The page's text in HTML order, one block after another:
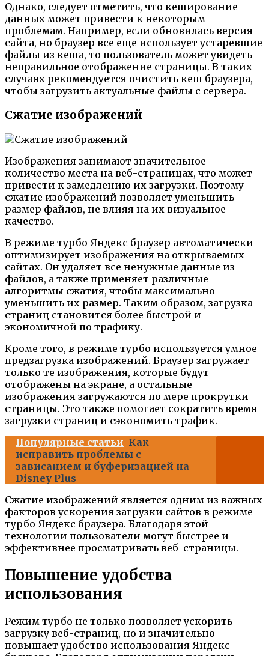
Однако, следует отметить, что кеширование
данных может привести к некоторым
проблемам. Например, если обновилась версия
сайта, но браузер все еще использует устаревшие
файлы из кеша, то пользователь может увидеть
неправильное отображение страницы. В таких
случаях рекомендуется очистить кеш браузера,
чтобы загрузить актуальные файлы с сервера.
Сжатие изображений
Изображения занимают значительное
количество места на веб-страницах, что может
привести к замедлению их загрузки. Поэтому
сжатие изображений позволяет уменьшить
размер файлов, не влияя на их визуальное
качество.
В режиме турбо Яндекс браузер автоматически
оптимизирует изображения на открываемых
сайтах. Он удаляет все ненужные данные из
файлов, а также применяет различные
алгоритмы сжатия, чтобы максимально
уменьшить их размер. Таким образом, загрузка
страниц становится более быстрой и
экономичной по трафику.
Кроме того, в режиме турбо используется умное
предзагрузка изображений. Браузер загружает
только те изображения, которые будут
отображены на экране, а остальные
изображения загружаются по мере прокрутки
страницы. Это также помогает сократить время
загрузки страниц и сэкономить трафик.
Популярные статьи Как
исправить проблемы с
зависанием и буферизацией на
Disney Plus
Сжатие изображений является одним из важных
факторов ускорения загрузки сайтов в режиме
турбо Яндекс браузера. Благодаря этой
технологии пользователи могут быстрее и
эффективнее просматривать веб-страницы.
Повышение удобства
использования
Режим турбо не только позволяет ускорить
загрузку веб-страниц, но и значительно
повышает удобство использования Яндекс